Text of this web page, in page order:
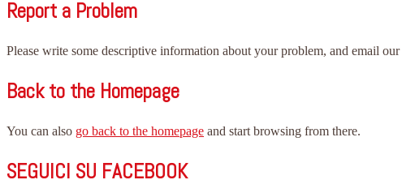
Report a Problem
Please write some descriptive information about your problem, and email our
Back to the Homepage
You can also go back to the homepage and start browsing from there.
SEGUICI SU FACEBOOK